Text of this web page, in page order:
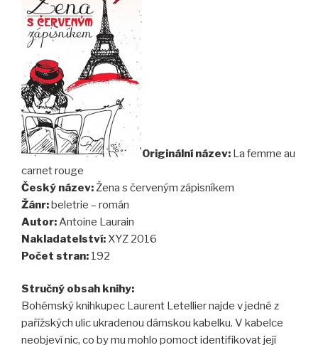
Originální název: La femme au
carnet rouge
Český název:Žena s červeným zápisníkem
Žánr:beletrie – román
Autor:Antoine Laurain
Nakladatelství: XYZ 2016
Počet stran: 192
Stručný obsah knihy:
Bohémský knihkupec Laurent Letellier najde v jedné z
pařížských ulic ukradenou dámskou kabelku. V kabelce
neobjeví nic, co by mu mohlo pomoct identifikovat její